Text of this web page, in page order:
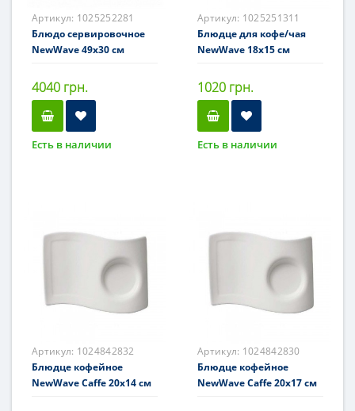
Артикул: 1025252281
Блюдо сервировочное
NewWave 49x30 см
4040 грн.
Есть в наличии
Артикул: 1025251311
Блюдце для кофе/чая
NewWave 18x15 см
1020 грн.
Есть в наличии
Артикул: 1024842832
Блюдце кофейное
NewWave Caffe 20x14 см
Артикул: 1024842830
Блюдце кофейное
NewWave Caffe 20x17 см